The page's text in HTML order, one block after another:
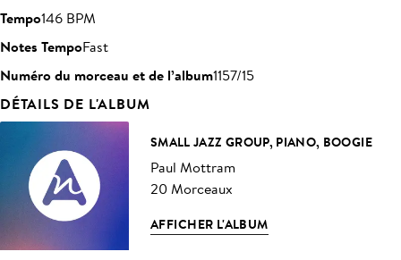
Tempo146 BPM
Notes TempoFast
Numéro du morceau et de l’album1157/15
DÉTAILS DE L'ALBUM
SMALL JAZZ GROUP, PIANO, BOOGIE
Paul Mottram
20 Morceaux
AFFICHER L'ALBUM